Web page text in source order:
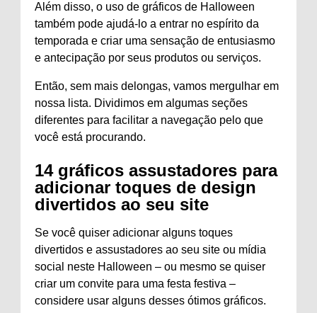
Além disso, o uso de gráficos de Halloween
também pode ajudá-lo a entrar no espírito da
temporada e criar uma sensação de entusiasmo
e antecipação por seus produtos ou serviços.
Então, sem mais delongas, vamos mergulhar em
nossa lista. Dividimos em algumas seções
diferentes para facilitar a navegação pelo que
você está procurando.
14 gráficos assustadores para
adicionar toques de design
divertidos ao seu site
Se você quiser adicionar alguns toques
divertidos e assustadores ao seu site ou mídia
social neste Halloween – ou mesmo se quiser
criar um convite para uma festa festiva –
considere usar alguns desses ótimos gráficos.